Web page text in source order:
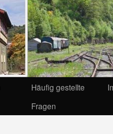
Häufig gestellte
Fragen